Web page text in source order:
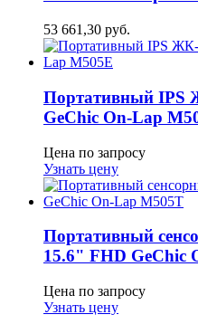
53 661,30 руб.
Портативный IPS
GeСhic On-Lap
Цена по запросу
Узнать цену
Портативный
15.6" FHD GeСhic
Цена по запросу
Узнать цену